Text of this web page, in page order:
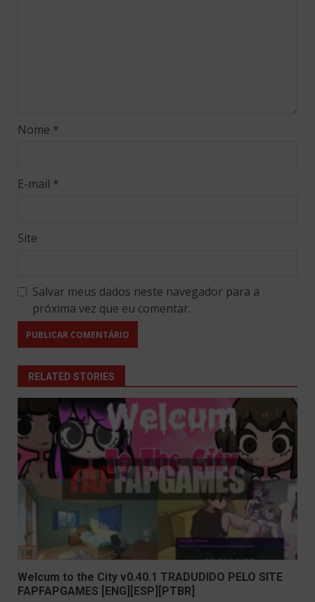
Nome *
E-mail *
Site
Salvar meus dados neste navegador para a
próxima vez que eu comentar.
RELATED STORIES
Welcum to the City v0.40.1 TRADUDIDO PELO SITE
FAPFAPGAMES [ENG][ESP][PTBR]